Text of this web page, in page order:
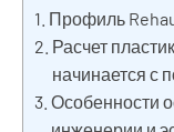
Профиль
Расчет
начинается с
Особенности